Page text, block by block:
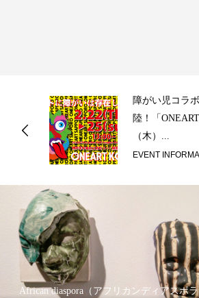
障がい児コラ
陸！「
（木）...
EVENT
African diaspora（アフリカンディアスポラ